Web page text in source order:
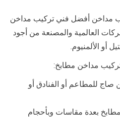
مداخن أفضل فني تركيب مداخن
العالمية والمصنعة من أجود
أو الألمنيوم.
مداخن مطابخ:
صاج للمطاعم أو الفنادق أو
بعدة مقاسات وبأحجام